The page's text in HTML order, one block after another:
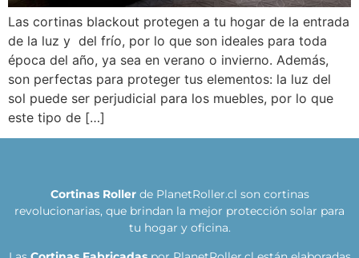
Las cortinas blackout protegen a tu hogar de la entrada
de la luz y del frío, por lo que son ideales para toda
época del año, ya sea en verano o invierno. Además,
son perfectas para proteger tus elementos: la luz del
sol puede ser perjudicial para los muebles, por lo que
este tipo de […]
Cortinas Rollerde PlanetRoller.cl son cortinas
revolucionarias, que brindan la mejor protección solar para
tu hogar y oficina.